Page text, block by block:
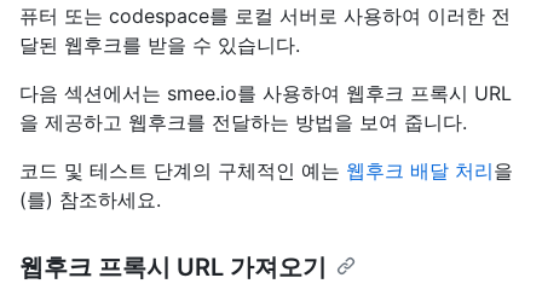
퓨터 또는 codespace를 로컬 서버로 사용하여 이러한 전
달된 웹후크를 받을 수 있습니다.
다음 섹션에서는 smee.io를 사용하여 웹후크 프록시 URL
을 제공하고 웹후크를 전달하는 방법을 보여 줍니다.
코드 및 테스트 단계의 구체적인 예는 웹후크 배달 처리을
(를) 참조하세요.
웹후크 프록시 URL 가져오기